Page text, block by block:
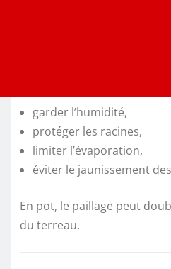
garder l’humidité,
protéger les racines,
limiter l’évaporation,
éviter le jaunissement
En pot, le paillage peut
du terreau.